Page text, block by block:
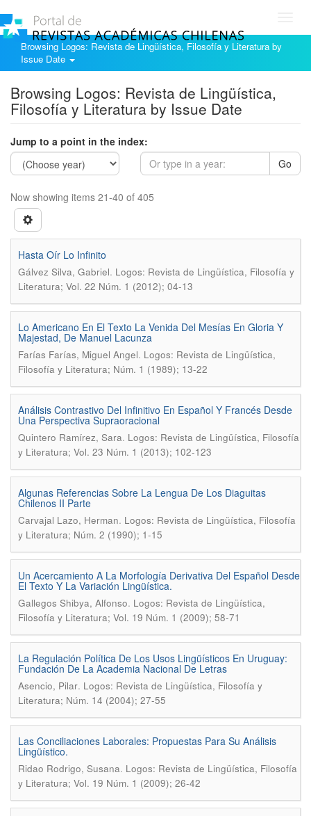
Browsing Logos: Revista de Lingüística, Filosofía y Literatura by
Issue Date
Browsing Logos: Revista de Lingüística,
Filosofía y Literatura by Issue Date
Jump to a point in the index:
Go
Now showing items 21-40 of 405
Hasta Oír Lo Infinito
Gálvez Silva, Gabriel. Logos: Revista de Lingüística, Filosofía y
Literatura; Vol. 22 Núm. 1 (2012); 04-13
Lo Americano En El Texto La Venida Del Mesías En Gloria Y
Majestad, De Manuel Lacunza
Farías Farías, Miguel Angel. Logos: Revista de Lingüística,
Filosofía y Literatura; Núm. 1 (1989); 13-22
Análisis Contrastivo Del Infinitivo En Español Y Francés Desde
Una Perspectiva Supraoracional
Quintero Ramírez, Sara. Logos: Revista de Lingüística, Filosofía
y Literatura; Vol. 23 Núm. 1 (2013); 102-123
Algunas Referencias Sobre La Lengua De Los Diaguitas
Chilenos II Parte
Carvajal Lazo, Herman. Logos: Revista de Lingüística, Filosofía
y Literatura; Núm. 2 (1990); 1-15
Un Acercamiento A La Morfología Derivativa Del Español Desde
El Texto Y La Variación Lingüística.
Gallegos Shibya, Alfonso. Logos: Revista de Lingüística,
Filosofía y Literatura; Vol. 19 Núm. 1 (2009); 58-71
La Regulación Política De Los Usos Lingüísticos En Uruguay:
Fundación De La Academia Nacional De Letras
Asencio, Pilar. Logos: Revista de Lingüística, Filosofía y
Literatura; Núm. 14 (2004); 27-55
Las Conciliaciones Laborales: Propuestas Para Su Análisis
Lingüístico.
Ridao Rodrigo, Susana. Logos: Revista de Lingüística, Filosofía
y Literatura; Vol. 19 Núm. 1 (2009); 26-42